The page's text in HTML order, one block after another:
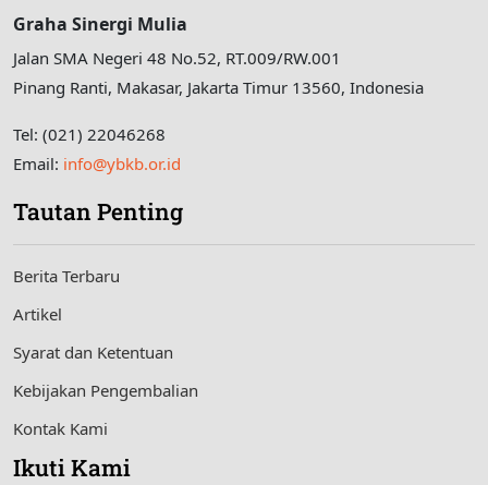
Graha Sinergi Mulia
Jalan SMA Negeri 48 No.52, RT.009/RW.001
Pinang Ranti, Makasar, Jakarta Timur 13560, Indonesia
Tel: (021) 22046268
Email: info@ybkb.or.id
Tautan Penting
Berita Terbaru
Artikel
Syarat dan Ketentuan
Kebijakan Pengembalian
Kontak Kami
Ikuti Kami